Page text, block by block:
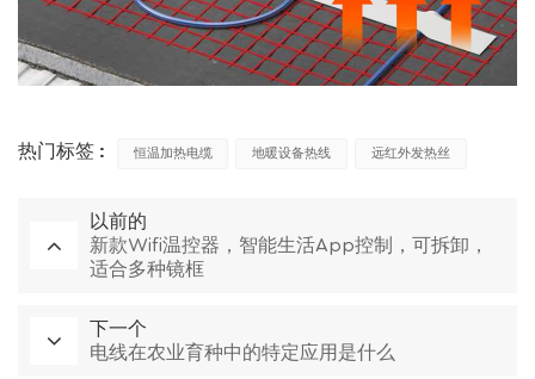
热门标签 : 恒温加热电缆 地暖设备热线 远红外发热丝
以前的
新款Wifi温控器，智能生活App控制，可拆卸，
适合多种镜框
下一个
电线在农业育种中的特定应用是什么